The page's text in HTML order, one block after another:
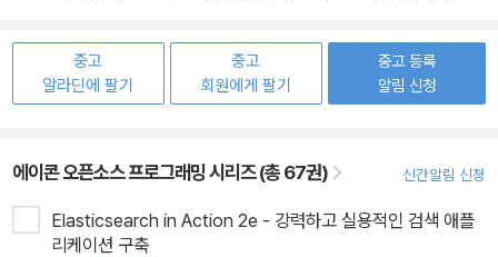
중고
알라딘에 팔기
중고
회원에게 팔기
중고 등록
알림 신청
에이콘 오픈소스 프로그래밍 시리즈 (총 67권) 신간알림 신청
Elasticsearch in Action 2e - 강력하고 실용적인 검색 애플
리케이션 구축